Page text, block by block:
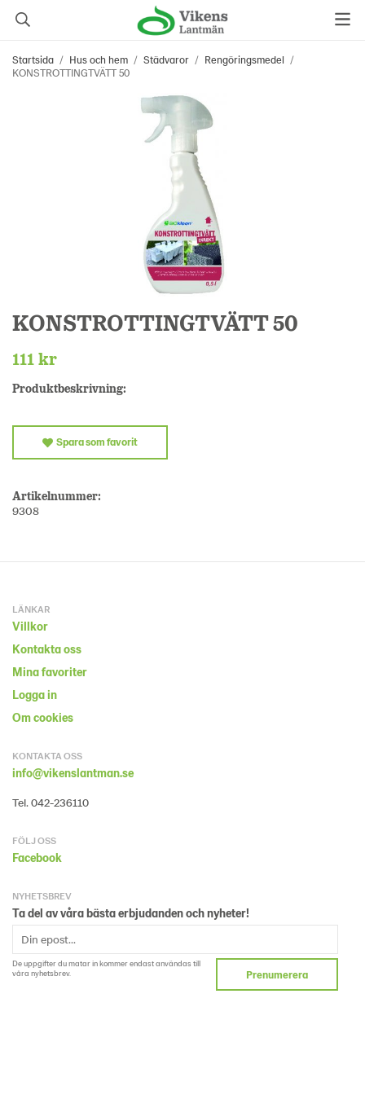
Startsida / Hus och hem / Städvaror / Rengöringsmedel /
KONSTROTTINGTVÄTT 50
KONSTROTTINGTVÄTT 50
111 kr
Produktbeskrivning:
Spara som favorit
Artikelnummer:
9308
LÄNKAR
Villkor
Kontakta oss
Mina favoriter
Logga in
Om cookies
KONTAKTA OSS
info@vikenslantman.se
Tel. 042-236110
FÖLJ OSS
Facebook
NYHETSBREV
Ta del av våra bästa erbjudanden och nyheter!
De uppgifter du matar in kommer endast användas till
våra nyhetsbrev.
Prenumerera